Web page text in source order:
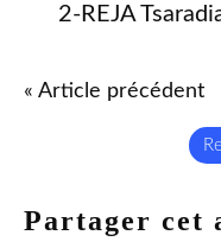
2-REJA
« Article précédent
Partager cet